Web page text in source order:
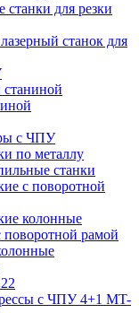
для резки
станок для
станиной
с ЧПУ
по металлу
станки
с поворотной
колонные
поворотной рамой
с ЧПУ 4+1 MT-